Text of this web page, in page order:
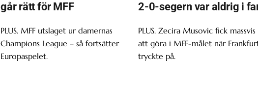
går rätt för MFF
PLUS. MFF utslaget ur damernas
Champions League – så fortsätter
Europaspelet.
2-0-segern var aldrig i
PLUS. Zecira Musovic fick massvis
att göra i MFF-målet när
tryckte på.